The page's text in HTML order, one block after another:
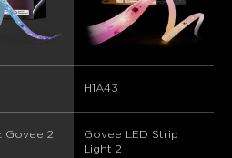
H1A43
Govee 2
Govee LED Strip
Light 2